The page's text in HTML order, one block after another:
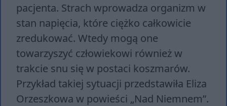
pacjenta. Strach wprowadza organizm w
stan napięcia, które ciężko całkowicie
zredukować. Wtedy mogą one
towarzyszyć człowiekowi również w
trakcie snu się w postaci koszmarów.
Przykład takiej sytuacji przedstawiła Eliza
Orzeszkowa w powieści „Nad Niemnem”.